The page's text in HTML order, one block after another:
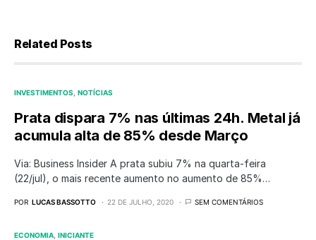
Related Posts
INVESTIMENTOS NOTÍCIAS
Prata dispara 7% nas últimas 24h. Metal já
acumula alta de 85% desde Março
Via: Business Insider A prata subiu 7% na quarta-feira
(22/jul), o mais recente aumento no aumento de 85%…
POR LUCAS BASSOTTO 22 DE JULHO, 2020 SEM COMENTÁRIOS
ECONOMIA INICIANTE